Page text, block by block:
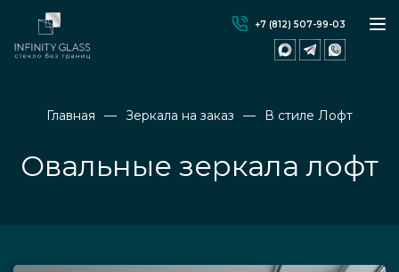
+7 (812) 507-99-03
Главная Зеркала на заказ В стиле Лофт
Овальные зеркала лофт